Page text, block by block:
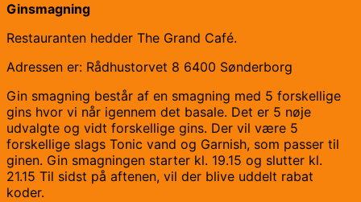
Ginsmagning
Restauranten hedder The Grand Café.
Adressen er: Rådhustorvet 8 6400 Sønderborg
Gin smagning består af en smagning med 5 forskellige
gins hvor vi når igennem det basale. Det er 5 nøje
udvalgte og vidt forskellige gins. Der vil være 5
forskellige slags Tonic vand og Garnish, som passer til
ginen. Gin smagningen starter kl. 19.15 og slutter kl.
21.15 Til sidst på aftenen, vil der blive uddelt rabat
koder.